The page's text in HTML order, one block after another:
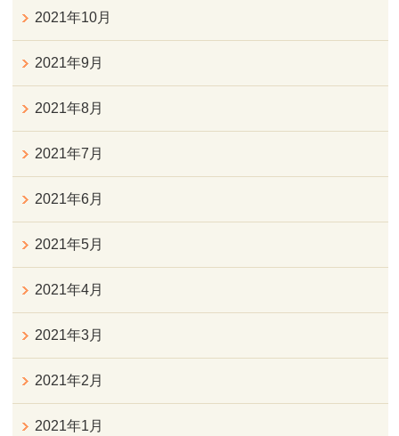
2021年10月
2021年9月
2021年8月
2021年7月
2021年6月
2021年5月
2021年4月
2021年3月
2021年2月
2021年1月